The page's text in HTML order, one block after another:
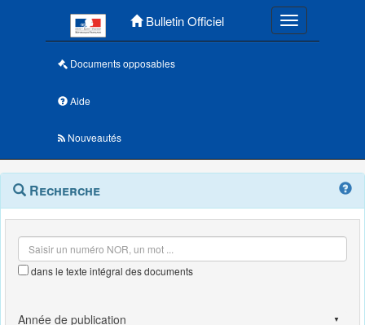
Bulletin Officiel Toggle
Documents opposables
Aide
Nouveautés
Navigation
outils
Menu
contextuel
Recherche
dans le texte intégral des documents